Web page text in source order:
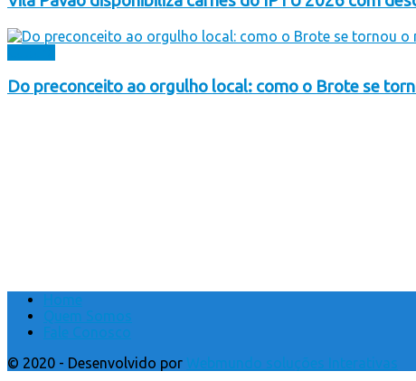
Do preconceito ao orgulho local: como o Brote se
Home
Quem Somos
Fale Conosco
© 2020 - Desenvolvido por Webmundo soluções Interativas